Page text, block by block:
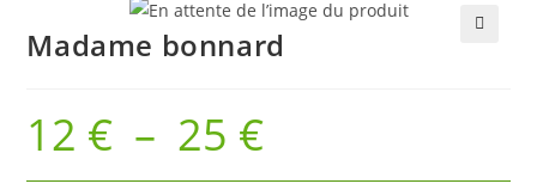
Madame bonnard
12 € – 25 €Plage
à